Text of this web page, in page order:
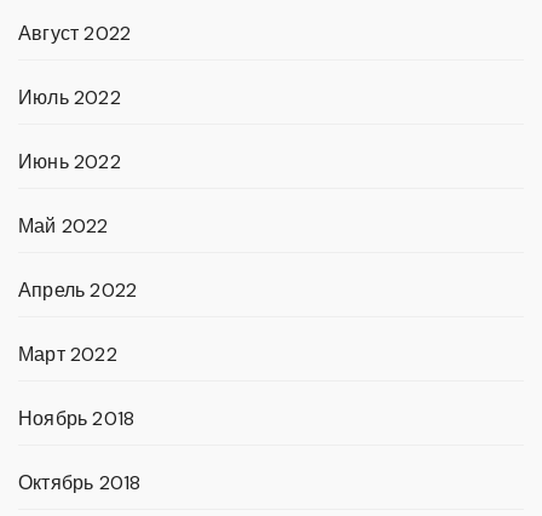
Август 2022
Июль 2022
Июнь 2022
Май 2022
Апрель 2022
Март 2022
Ноябрь 2018
Октябрь 2018